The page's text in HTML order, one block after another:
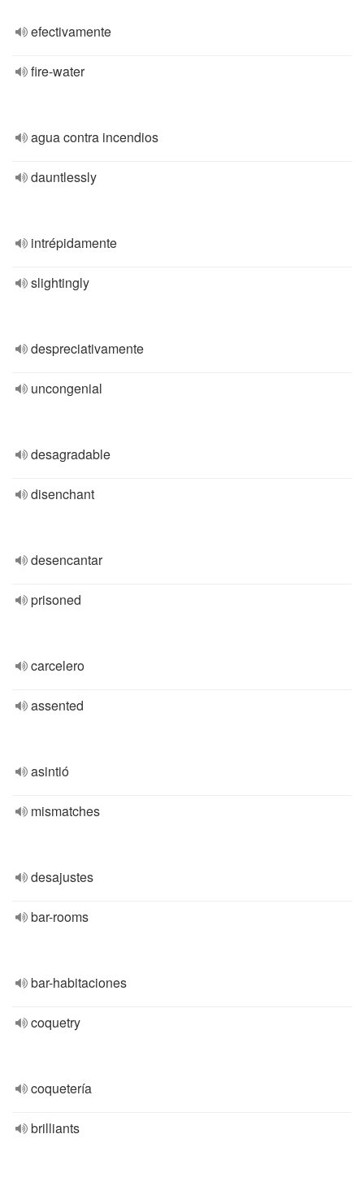
efectivamente
fire-water
agua contra incendios
dauntlessly
intrépidamente
slightingly
despreciativamente
uncongenial
desagradable
disenchant
desencantar
prisoned
carcelero
assented
asintió
mismatches
desajustes
bar-rooms
bar-habitaciones
coquetry
coquetería
brilliants